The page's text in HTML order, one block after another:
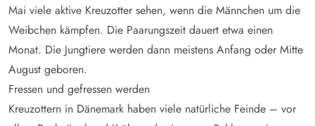
Mai viele aktive Kreuzotter sehen, wenn die Männchen um die
Weibchen kämpfen. Die Paarungszeit dauert etwa einen
Monat. Die Jungtiere werden dann meistens Anfang oder Mitte
August geboren.
Fressen und gefressen werden
Kreuzottern in Dänemark haben viele natürliche Feinde – vor